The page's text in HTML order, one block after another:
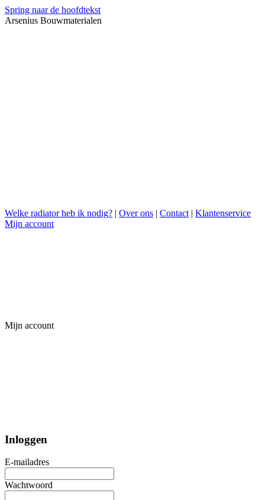
Spring naar de hoofdtekst
Arsenius Bouwmaterialen
Welke radiator heb ik nodig? | Over ons | Contact | Klantenservice
Mijn account
Mijn account
Inloggen
E-mailadres
Wachtwoord